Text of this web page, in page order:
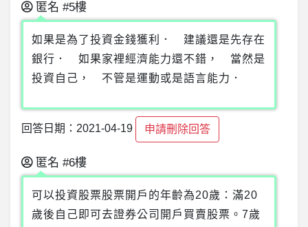
匿名 #5樓
如果是為了投資金錢獲利． 建議還是先存在
銀行． 如果家裡經濟能力還不錯， 當然是
投資自己， 不管是運動或是語言能力．
回答日期：2021-04-19 申請刪除回答
匿名 #6樓
可以投資股票股票開戶的年齡為20歲：滿20
歲後自己即可去證券公司開戶買賣股票。7歲